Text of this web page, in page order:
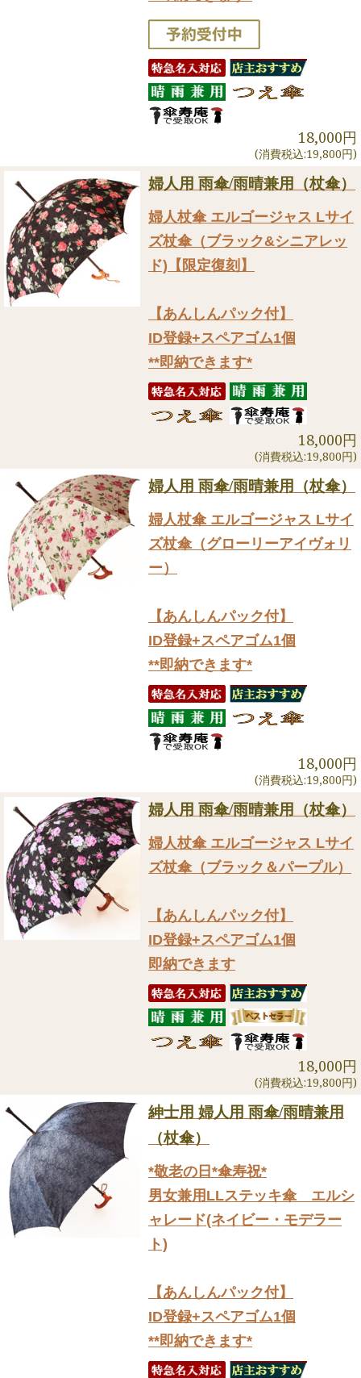
18,000円
(消費税込:19,800円)
婦人用 雨傘/雨晴兼用（杖傘）
婦人杖傘 エルゴージャス Lサイ
ズ杖傘（ブラック&シニアレッ
ド)【限定復刻】
【あんしんパック付】
ID登録+スペアゴム1個
**即納できます*
18,000円
(消費税込:19,800円)
婦人用 雨傘/雨晴兼用（杖傘）
婦人杖傘 エルゴージャス Lサイ
ズ杖傘（グローリーアイヴォリ
ー）
【あんしんパック付】
ID登録+スペアゴム1個
**即納できます*
18,000円
(消費税込:19,800円)
婦人用 雨傘/雨晴兼用（杖傘）
婦人杖傘 エルゴージャス Lサイ
ズ杖傘（ブラック＆パープル）
【あんしんパック付】
ID登録+スペアゴム1個
即納できます
18,000円
(消費税込:19,800円)
紳士用 婦人用 雨傘/雨晴兼用
（杖傘）
*敬老の日*傘寿祝*
男女兼用LLステッキ傘 エルシ
ャレード(ネイビー・モデラー
ト)
【あんしんパック付】
ID登録+スペアゴム1個
**即納できます*